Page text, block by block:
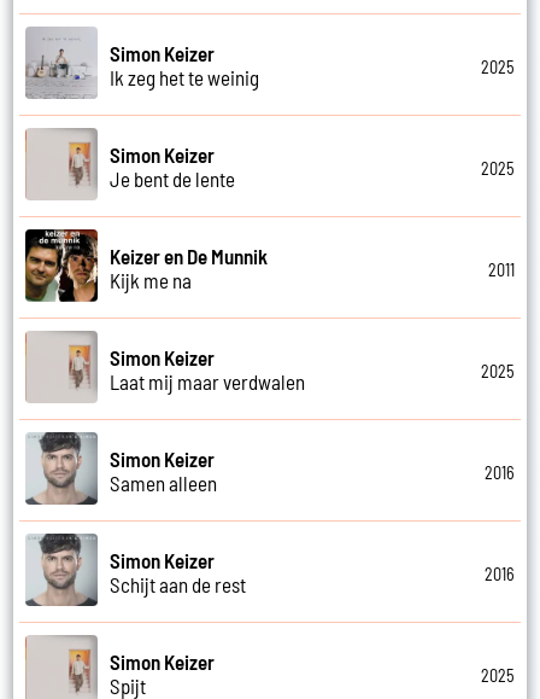
Simon Keizer
Ik zeg het te weinig
2025
Simon Keizer
Je bent de lente
2025
Keizer en De Munnik
Kijk me na
2011
Simon Keizer
Laat mij maar verdwalen
2025
Simon Keizer
Samen alleen
2016
Simon Keizer
Schijt aan de rest
2016
Simon Keizer
Spijt
2025